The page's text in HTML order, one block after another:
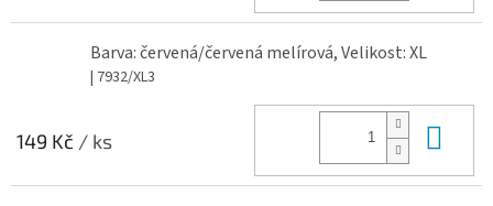
Barva: červená/červená melírová, Velikost: XL
| 7932/XL3
149 Kč / ks